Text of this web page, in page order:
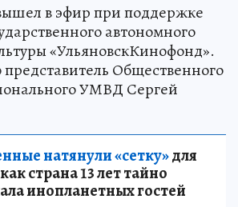
в эфир при поддержке
автономного
«УльяновскКинофонд».
представитель Общественного
УМВД Сергей
натянули «сетку»для
страна 13 лет тайно
инопланетных гостей